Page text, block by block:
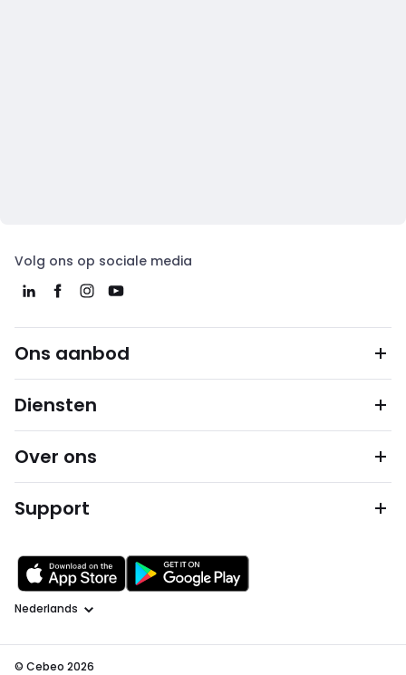
Volg ons op sociale media
Ons aanbod
Diensten
Over ons
Support
Taal
© Cebeo 2026